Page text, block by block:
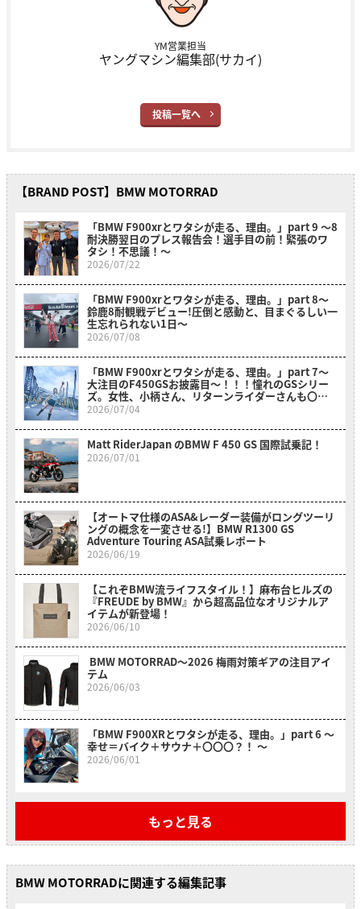
YM営業担当
ヤングマシン編集部(サカイ)
投稿一覧へ
【BRAND POST】BMW MOTORRAD
「BMW F900xrとワタシが走る、理由。」part 9 〜8
耐決勝翌日のプレス報告会！選手目の前！緊張のワ
タシ！不思議！〜
2026/07/22
「BMW F900xrとワタシが走る、理由。」part 8〜
鈴鹿8耐観戦デビュー!圧倒と感動と、目まぐるしい一
生忘れられない1日〜
2026/07/08
「BMW F900xrとワタシが走る、理由。」part 7～
大注目のF450GSお披露目～！！！憧れのGSシリー
ズ。女性、小柄さん、リターンライダーさんも〇〇
のおかげでスイスイ乗れそうだ？！～
2026/07/04
Matt RiderJapan のBMW F 450 GS 国際試乗記！
2026/07/01
【オートマ仕様のASA&レーダー装備がロングツーリ
ングの概念を一変させる!】BMW R1300 GS
Adventure Touring ASA試乗レポート
2026/06/19
【これぞBMW流ライフスタイル！】麻布台ヒルズの
『FREUDE by BMW』から超高品位なオリジナルア
イテムが新登場！
2026/06/10
BMW MOTORRAD〜2026 梅雨対策ギアの注目アイ
テム
2026/06/03
「BMW F900XRとワタシが走る、理由。」part 6 〜
幸せ＝バイク＋サウナ＋〇〇〇？！ 〜
2026/06/01
もっと見る
BMW MOTORRADに関連する編集記事